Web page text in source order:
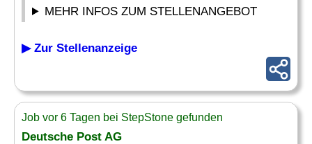
MEHR INFOS ZUM STELLENANGEBOT
▶ Zur Stellenanzeige
Job vor 6 Tagen bei StepStone gefunden
Deutsche Post AG